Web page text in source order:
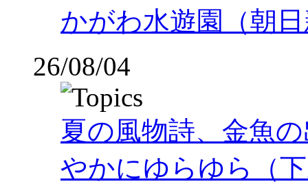
かがわ水遊園（朝
26/08/04
夏の風物詩、金魚
やかにゆらゆら（